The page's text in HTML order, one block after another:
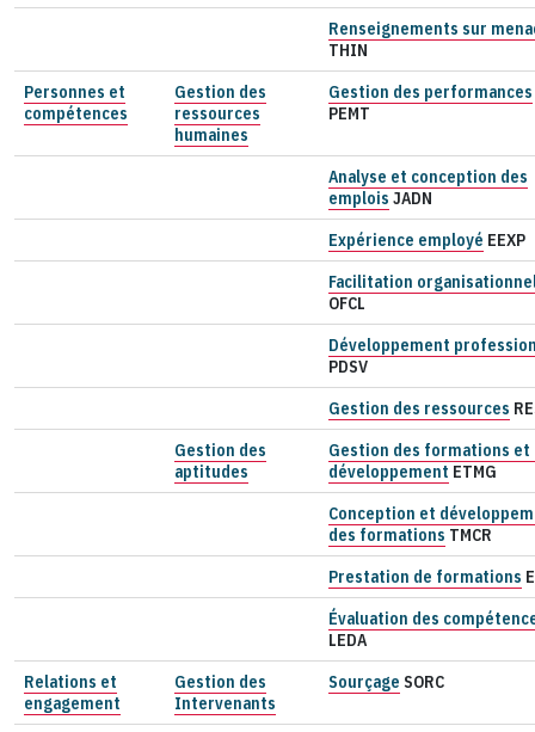
Renseignements sur
THIN
Personnes et
compétences
Gestion des
ressources
humaines
Gestion des performances
PEMT
Analyse et conception des
emplois JADN
Expérience employé EEXP
Facilitation
OFCL
Développement
PDSV
Gestion des ressources
Gestion des
aptitudes
Gestion des formations et
développement ETMG
Conception et
des formations TMCR
Prestation de formations
Évaluation des
LEDA
Relations et
engagement
Gestion des
Intervenants
Sourçage SORC